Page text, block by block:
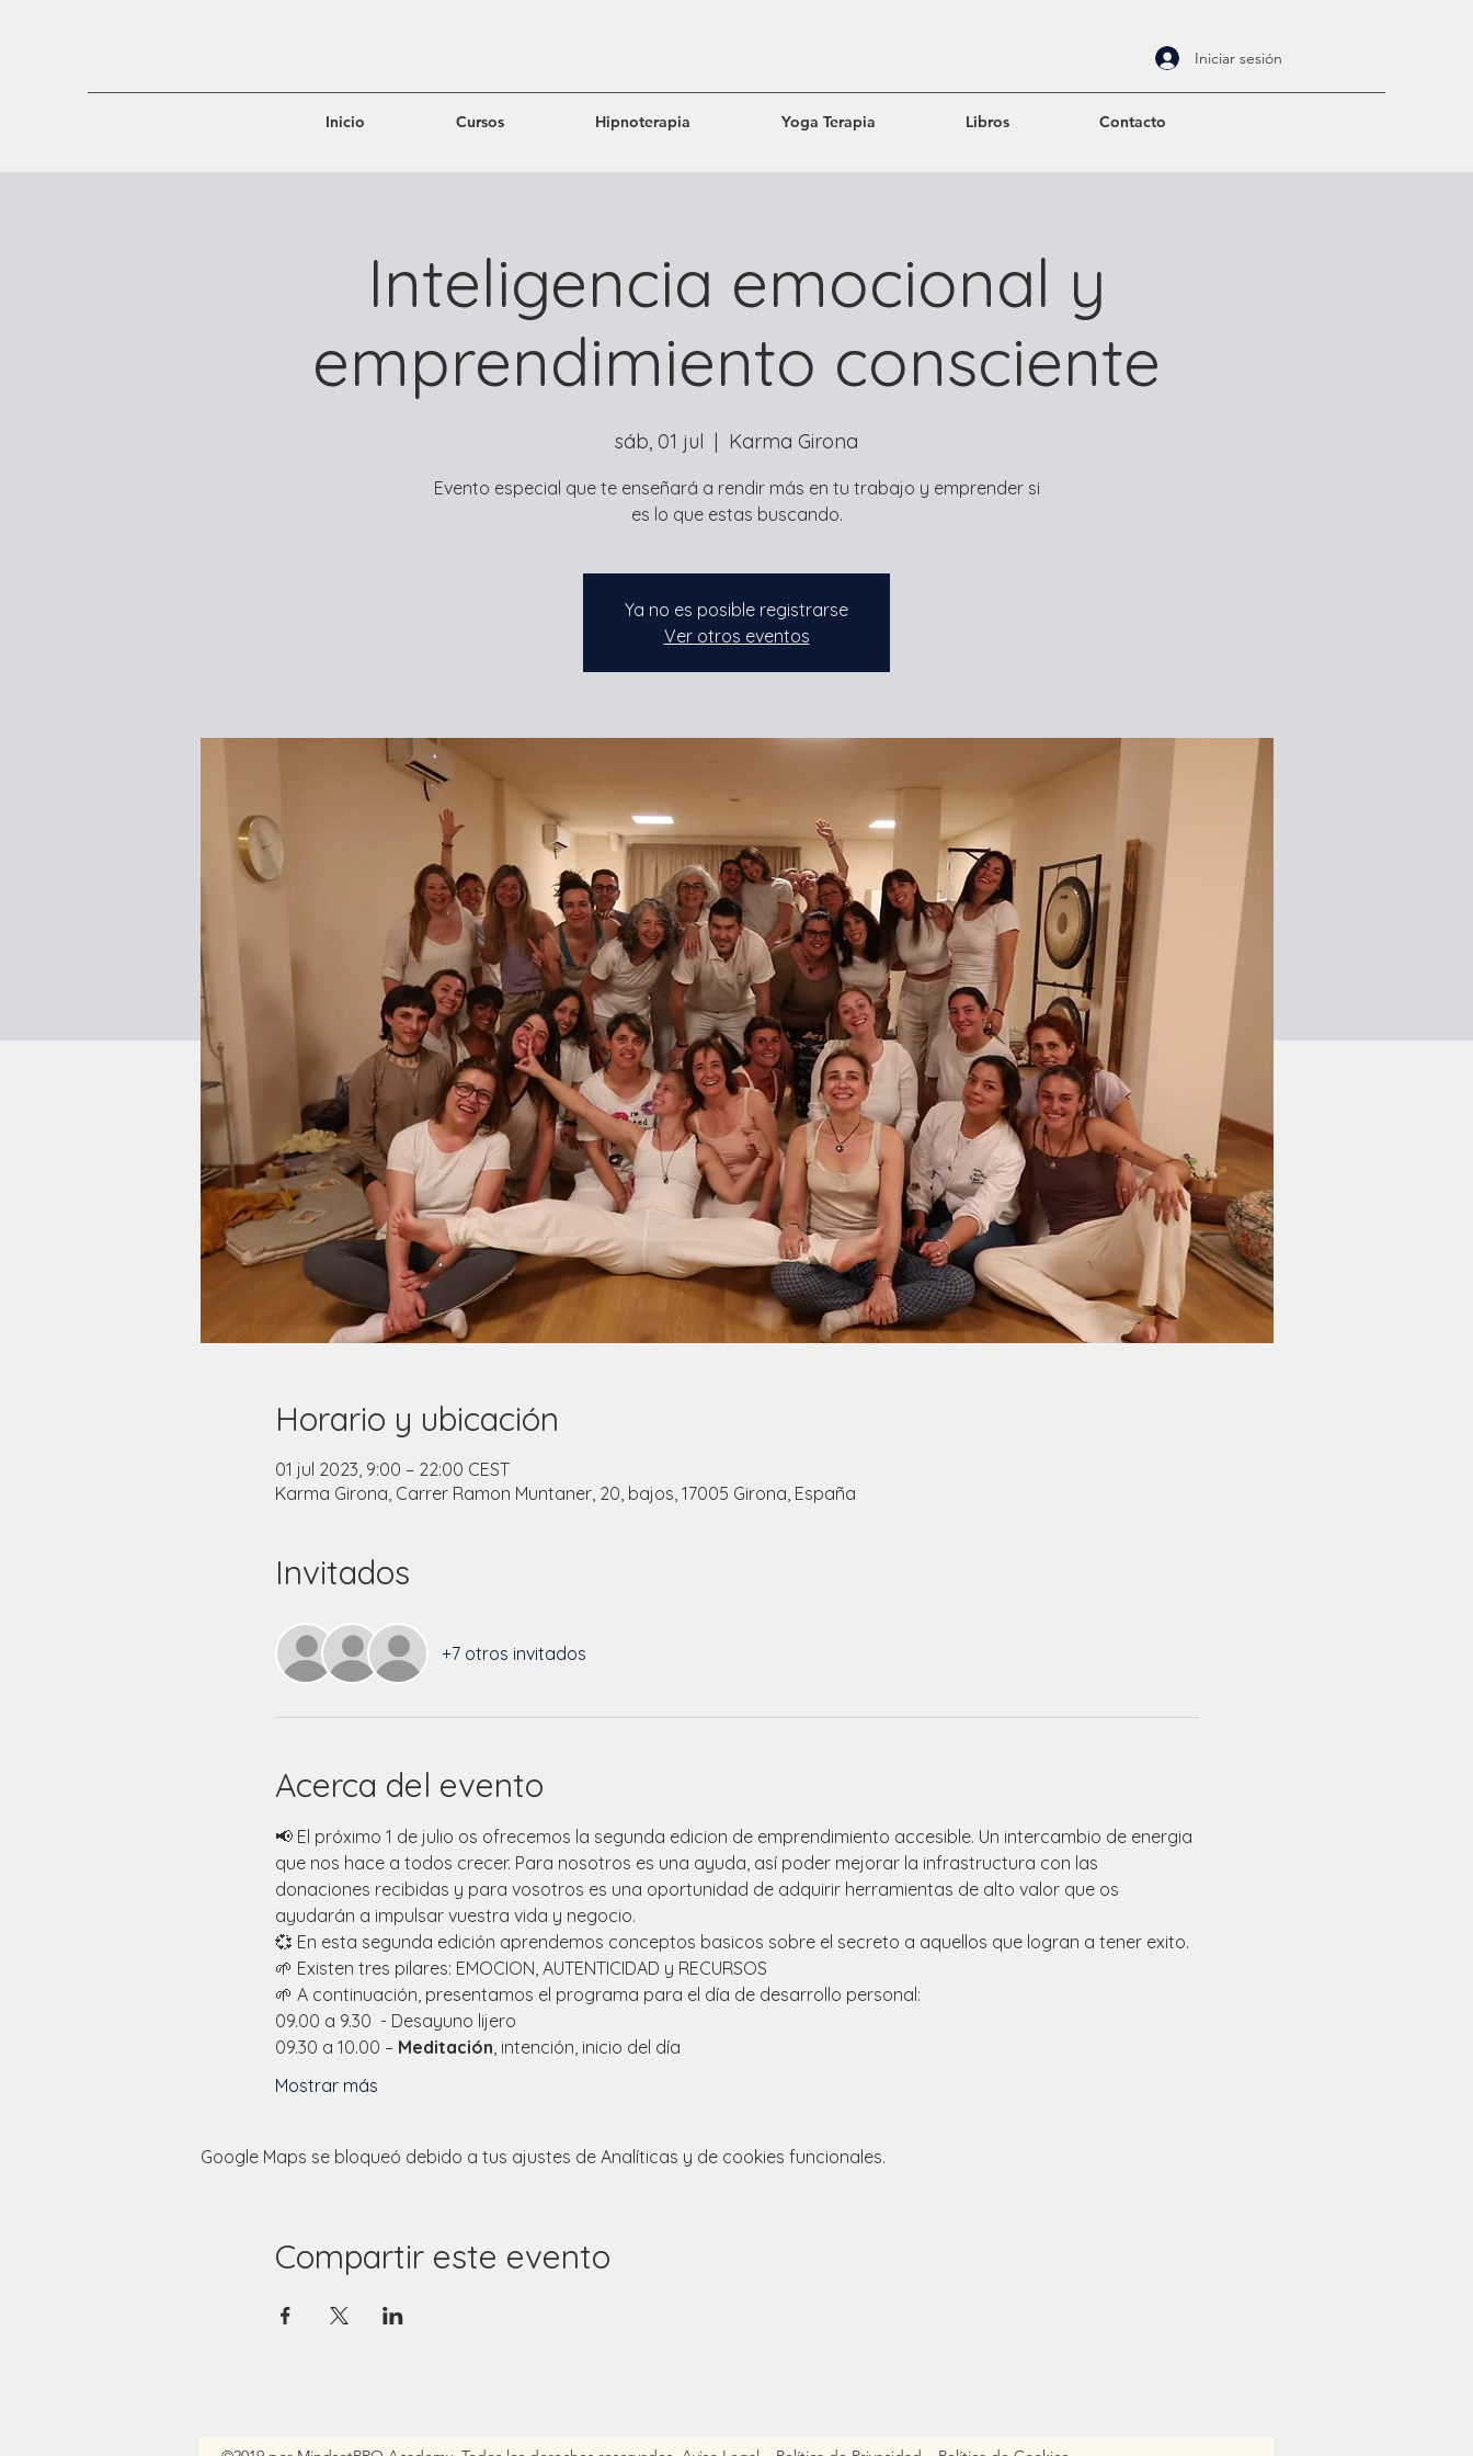
Iniciar sesión
Inicio Cursos Hipnoterapia Yoga Terapia Libros Contacto
Inteligencia emocional y
emprendimiento consciente
sáb, 01 jul
  |
Karma Girona
Evento especial que te enseñará a rendir más en tu trabajo y emprender si
es lo que estas buscando.
Ya no es posible registrarse
Ver otros eventos
Horario y ubicación
01 jul 2023, 9:00 – 22:00 CEST
Karma Girona, Carrer Ramon Muntaner, 20, bajos, 17005 Girona, España
Invitados
+7 otros invitados
Acerca del evento
📢 El próximo 1 de julio os ofrecemos la segunda edicion de emprendimiento accesible. Un intercambio de energia
que nos hace a todos crecer. Para nosotros es una ayuda, así poder mejorar la infrastructura con las
donaciones recibidas y para vosotros es una oportunidad de adquirir herramientas de alto valor que os
ayudarán a impulsar vuestra vida y negocio.
💞 En esta segunda edición aprendemos conceptos basicos sobre el secreto a aquellos que logran a tener exito.
🌱 Existen tres pilares: EMOCION, AUTENTICIDAD y RECURSOS
🌱 A continuación, presentamos el programa para el día de desarrollo personal:
09.00 a 9.30  - Desayuno lijero
09.30 a 10.00 – Meditación, intención, inicio del día
Mostrar más
Google Maps se bloqueó debido a tus ajustes de Analíticas y de cookies funcionales.
Compartir este evento